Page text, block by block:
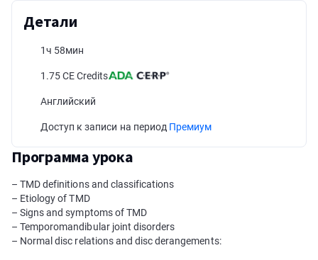
Детали
1ч 58мин
1.75 CE Credits
Английский
Доступ к записи на период Премиум
Программа урока
– TMD definitions and classifications
– Etiology of TMD
– Signs and symptoms of TMD
– Temporomandibular joint disorders
– Normal disc relations and disc derangements: